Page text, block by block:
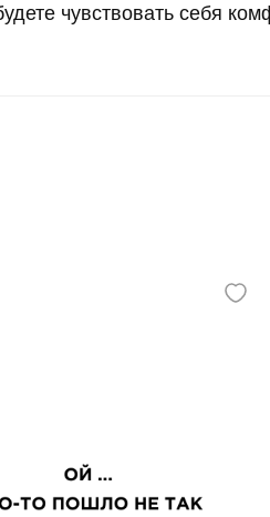
чувствовать себя